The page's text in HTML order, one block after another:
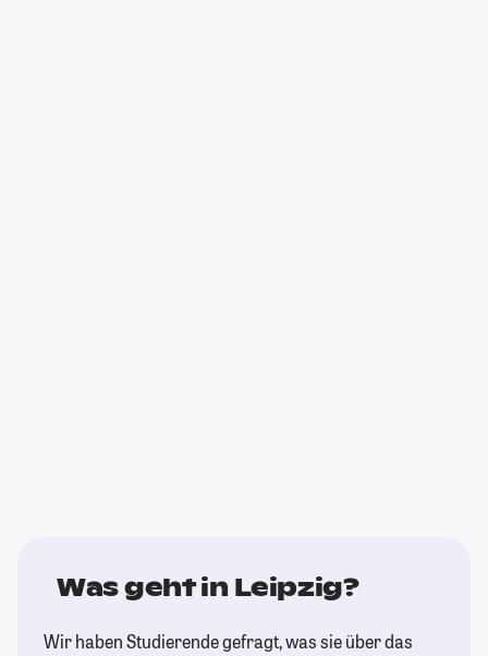
Was geht in Leipzig?
Wir haben Studierende gefragt, was sie über das